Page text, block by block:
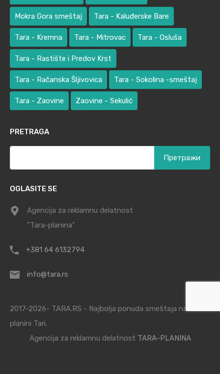
Mokra Gora smeštaj Tara - Kaluđerske Bare
Tara - Kremna Tara - Mitrovac Tara - Osluša
Tara - Rastište i Predov Krst
Tara - Račanska Šljivovica Tara - Sokolina -smeštaj
Tara - Zaovine Zaovine - Sekulić
PRETRAGA
OGLASITE SE
Agencija za reklamnu delatnost
"Tara-planina"
+381 64 6132794
info@tara.rs
2017-2026- TARA.RS - Najbolja ponuda smeštaja na
planini Tari.
Agencija za reklamnu delatnost TARA-PLANINA